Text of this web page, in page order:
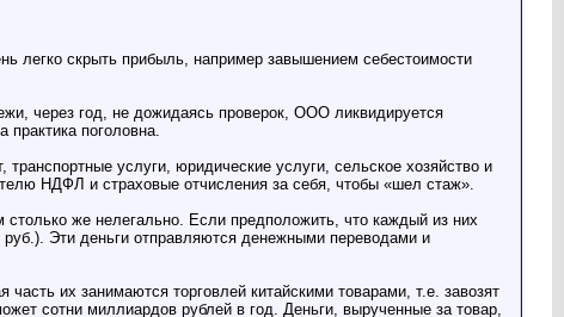
легко скрыть прибыль, например завышением себестоимости
через год, не дожидаясь проверок, ООО ликвидируется
поголовна.
услуги, юридические услуги, сельское хозяйство и
НДФЛ и страховые отчисления за себя, чтобы «шел стаж».
же нелегально. Если предположить, что каждый из них
Эти деньги отправляются денежными переводами и
их занимаются торговлей китайскими товарами, т.е. завозят
сотни миллиардов рублей в год. Деньги, вырученные за товар,